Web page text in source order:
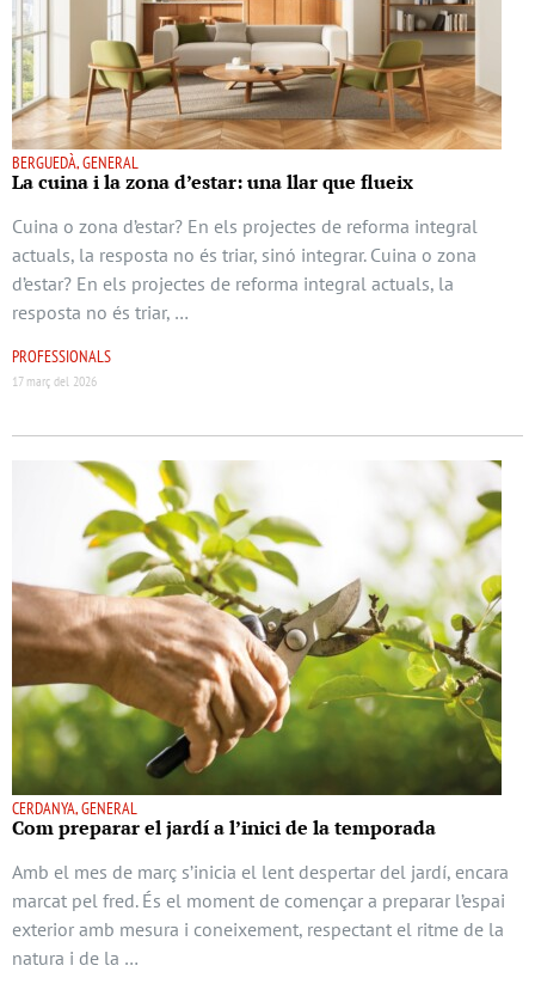
BERGUEDÀ, GENERAL
La cuina i la zona d’estar: una llar que flueix
Cuina o zona d’estar? En els projectes de reforma integral
actuals, la resposta no és triar, sinó integrar. Cuina o zona
d’estar? En els projectes de reforma integral actuals, la
resposta no és triar, …
PROFESSIONALS
17 març del 2026
CERDANYA, GENERAL
Com preparar el jardí a l’inici de la temporada
Amb el mes de març s’inicia el lent despertar del jardí, encara
marcat pel fred. És el moment de començar a preparar l’espai
exterior amb mesura i coneixement, respectant el ritme de la
natura i de la …